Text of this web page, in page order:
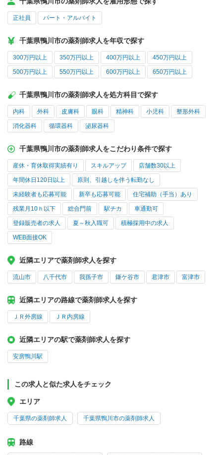
正社員 パート・アルバイト
千葉県鴨川市の薬剤師求人を年収で探す
300万円以上 350万円以上 400万円以上 450万円以上
500万円以上 550万円以上 600万円以上 650万円以上
千葉県鴨川市の薬剤師求人を処方科目で探す
内科 外科 皮膚科 眼科 精神科 小児科 整形外科
消化器科 循環器科 泌尿器科
千葉県鴨川市の薬剤師求人をこだわり条件で探す
産休・育休取得実績有り スキルアップ 店舗数30以上
年間休日120日以上 原則、引越しを伴う転勤なし
未経験者も応募可能 新卒も応募可能 住宅補助（手当）あり
残業月10ｈ以下 総合門前 駅チカ 車通勤可
登録販売者の求人 夏～秋入職可 積極採用中の求人
WEB面接OK
近隣エリアで薬剤師求人を探す
流山市 八千代市 我孫子市 鎌ケ谷市 君津市 富津市
近隣エリアの路線で薬剤師求人を探す
ＪＲ外房線 ＪＲ内房線
近隣エリアの駅で薬剤師求人を探す
安房鴨川駅
この求人と似た求人をチェック
エリア
千葉県の薬剤師求人 千葉県鴨川市の薬剤師求人
路線